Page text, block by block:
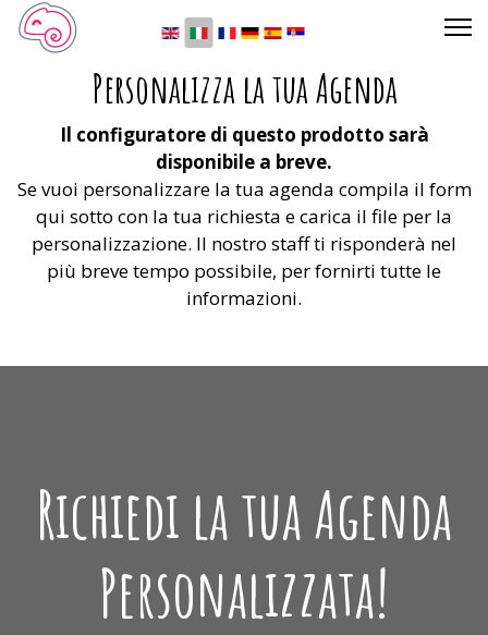
Seleziona la tua lingua
Personalizza la tua Agenda
Il configuratore di questo prodotto sarà
disponibile a breve.
Se vuoi personalizzare la tua agenda compila il form
qui sotto con la tua richiesta e carica il file per la
personalizzazione. Il nostro staff ti risponderà nel
più breve tempo possibile, per fornirti tutte le
informazioni.
Richiedi la tua Agenda
Personalizzata!